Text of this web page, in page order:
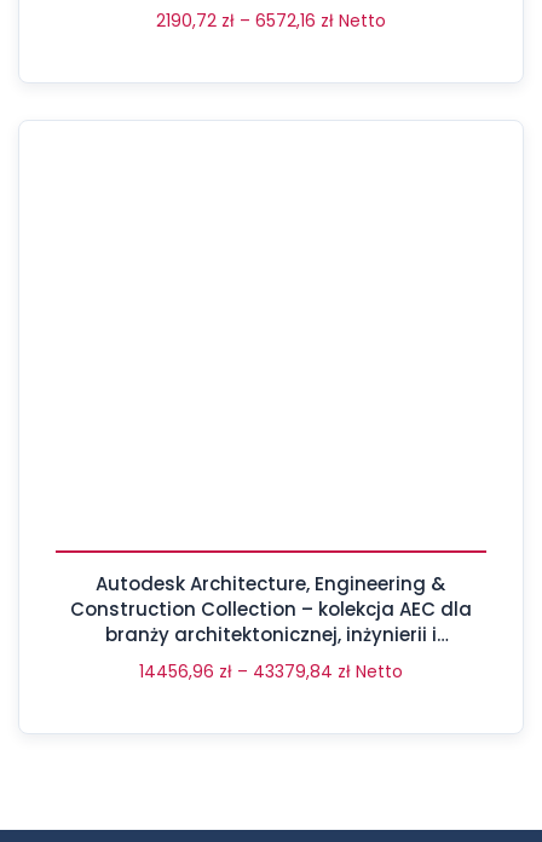
2190,72 zł – 6572,16 zł Netto
Autodesk Architecture, Engineering &
Construction Collection – kolekcja AEC dla
branży architektonicznej, inżynierii i
budownictwa
14456,96 zł – 43379,84 zł Netto